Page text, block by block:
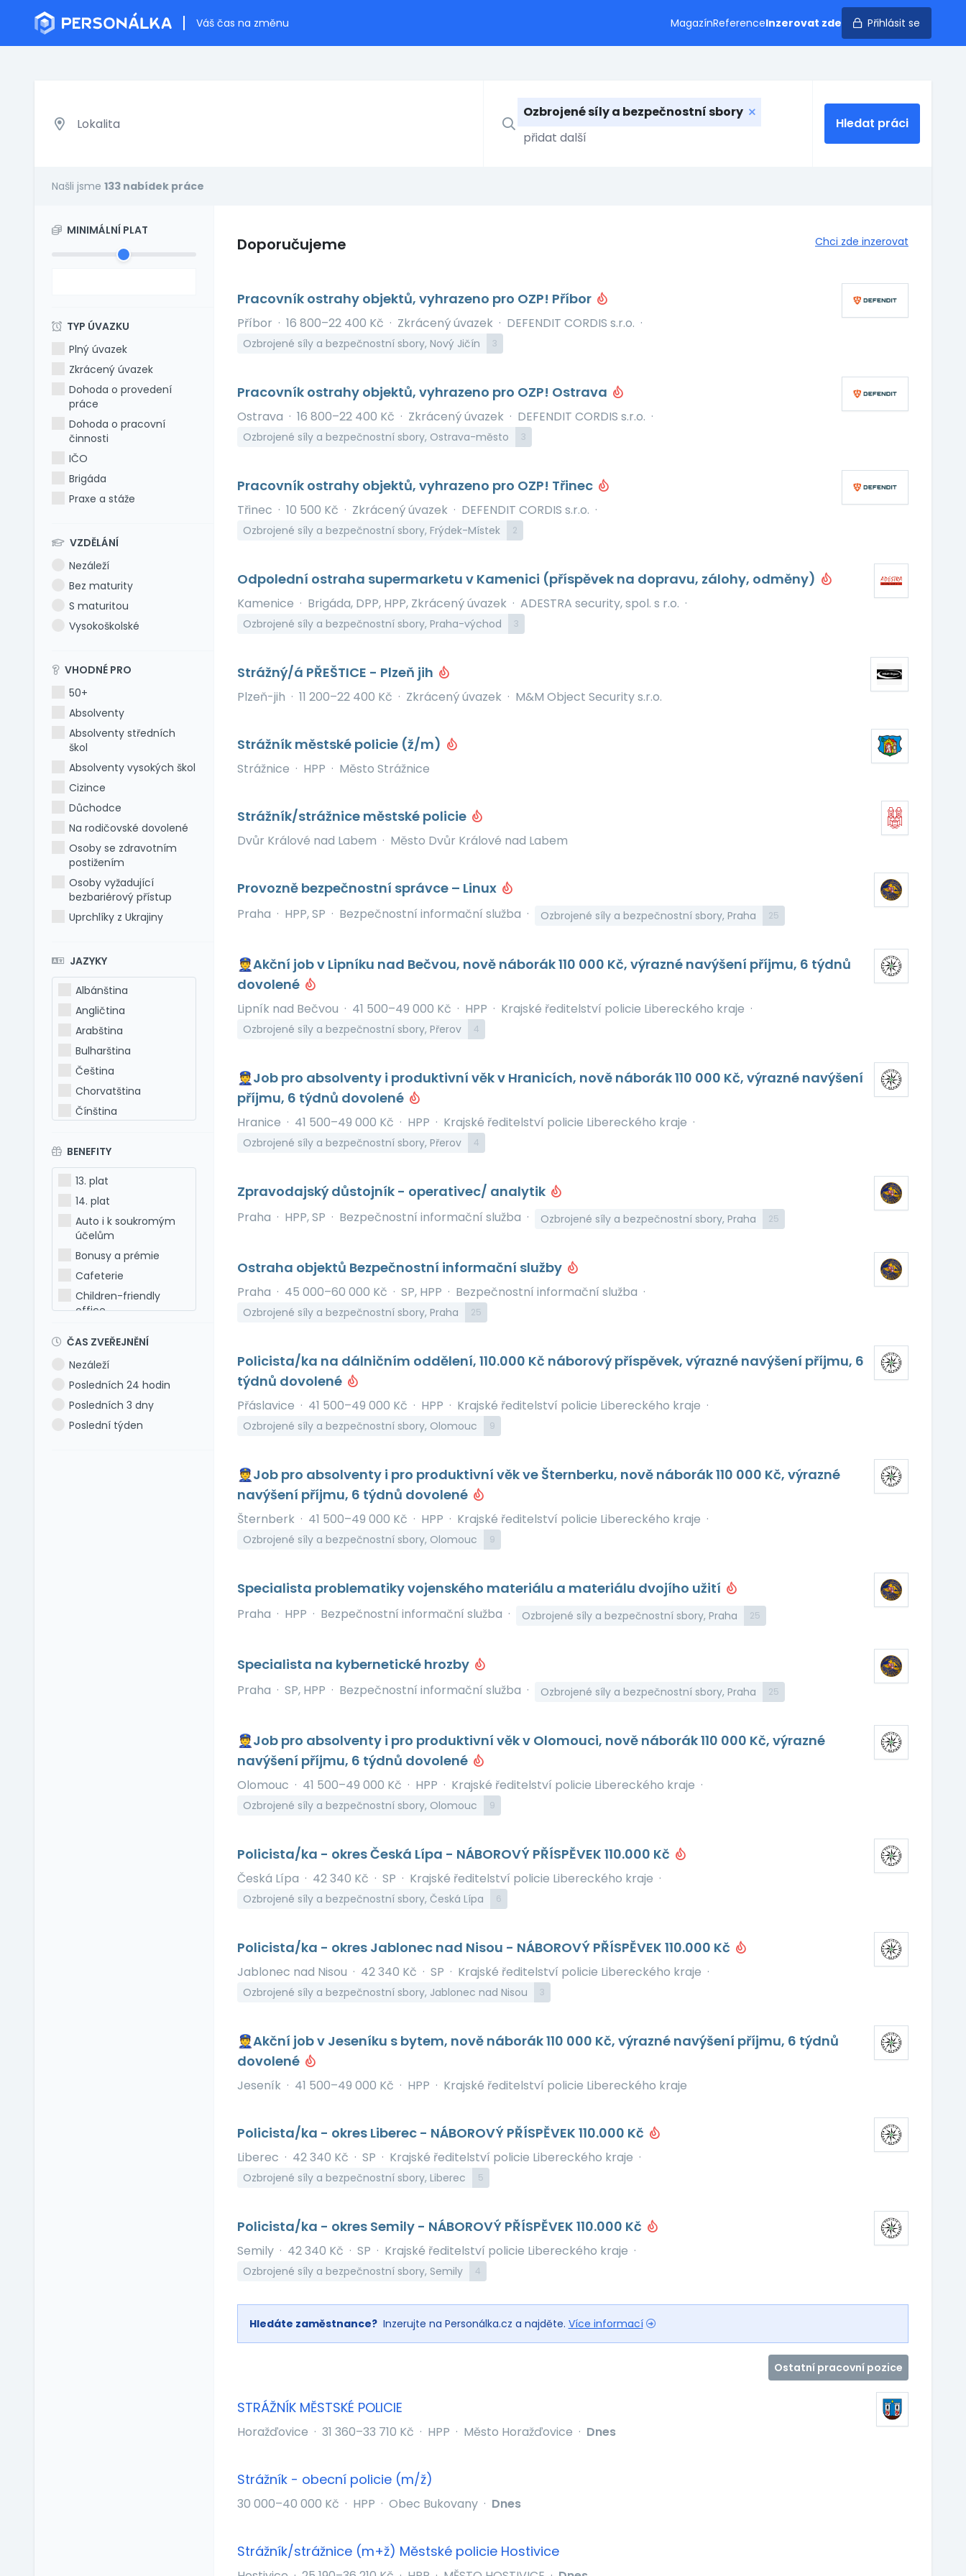
Váš čas na změnu MagazínReferenceInzerovat zde Přihlásit se
Ozbrojené síly a bezpečnostní sbory
Hledat práci
Našli jsme 133 nabídek práce
MINIMÁLNÍ PLAT
TYP ÚVAZKU
Plný úvazek
Zkrácený úvazek
Dohoda o provedení
práce
Dohoda o pracovní
činnosti
IČO
Brigáda
Praxe a stáže
VZDĚLÁNÍ
Nezáleží
Bez maturity
S maturitou
Vysokoškolské
VHODNÉ PRO
50+
Absolventy
Absolventy středních
škol
Absolventy vysokých škol
Cizince
Důchodce
Na rodičovské dovolené
Osoby se zdravotním
postižením
Osoby vyžadující
bezbariérový přístup
Uprchlíky z Ukrajiny
JAZYKY
Albánština
Angličtina
Arabština
Bulharština
Čeština
Chorvatština
Čínština
Francouzština
Hebrejština
Holandština
Italština
Japonština
Latina
Litevština
Lotyšština
Maďarština
Makedonština
Polština
Portugalština
Rumunština
Ruština
BENEFITY
13. plat
14. plat
Auto i k soukromým
účelům
Bonusy a prémie
Cafeterie
Children-friendly
office
Dovolená 6 týdnů
Dovolená navíc
Firemní akce
Firemní fitness
ČAS ZVEŘEJNĚNÍ
Nezáleží
Posledních 24 hodin
Posledních 3 dny
Poslední týden
Doporučujeme Chci zde inzerovat
Pracovník ostrahy objektů, vyhrazeno pro OZP! Příbor
Příbor · 16 800–22 400 Kč · Zkrácený úvazek · DEFENDIT CORDIS s.r.o. ·
Ozbrojené síly a bezpečnostní sbory, Nový Jičín 3
Pracovník ostrahy objektů, vyhrazeno pro OZP! Ostrava
Ostrava · 16 800–22 400 Kč · Zkrácený úvazek · DEFENDIT CORDIS s.r.o. ·
Ozbrojené síly a bezpečnostní sbory, Ostrava-město 3
Pracovník ostrahy objektů, vyhrazeno pro OZP! Třinec
Třinec · 10 500 Kč · Zkrácený úvazek · DEFENDIT CORDIS s.r.o. ·
Ozbrojené síly a bezpečnostní sbory, Frýdek-Místek 2
Odpolední ostraha supermarketu v Kamenici (příspěvek na dopravu, zálohy, odměny)
Kamenice · Brigáda, DPP, HPP, Zkrácený úvazek · ADESTRA security, spol. s r.o. ·
Ozbrojené síly a bezpečnostní sbory, Praha-východ 3
Strážný/á PŘEŠTICE - Plzeň jih
Plzeň-jih · 11 200–22 400 Kč · Zkrácený úvazek · M&M Object Security s.r.o.
Strážník městské policie (ž/m)
Strážnice · HPP · Město Strážnice
Strážník/strážnice městské policie
Dvůr Králové nad Labem · Město Dvůr Králové nad Labem
Provozně bezpečnostní správce – Linux
Praha · HPP, SP · Bezpečnostní informační služba · Ozbrojené síly a bezpečnostní sbory, Praha 25
👮Akční job v Lipníku nad Bečvou, nově náborák 110 000 Kč, výrazné navýšení příjmu, 6 týdnů
dovolené
Lipník nad Bečvou · 41 500–49 000 Kč · HPP · Krajské ředitelství policie Libereckého kraje ·
Ozbrojené síly a bezpečnostní sbory, Přerov 4
👮Job pro absolventy i produktivní věk v Hranicích, nově náborák 110 000 Kč, výrazné navýšení
příjmu, 6 týdnů dovolené
Hranice · 41 500–49 000 Kč · HPP · Krajské ředitelství policie Libereckého kraje ·
Ozbrojené síly a bezpečnostní sbory, Přerov 4
Zpravodajský důstojník - operativec/ analytik
Praha · HPP, SP · Bezpečnostní informační služba · Ozbrojené síly a bezpečnostní sbory, Praha 25
Ostraha objektů Bezpečnostní informační služby
Praha · 45 000–60 000 Kč · SP, HPP · Bezpečnostní informační služba ·
Ozbrojené síly a bezpečnostní sbory, Praha 25
Policista/ka na dálničním oddělení, 110.000 Kč náborový příspěvek, výrazné navýšení příjmu, 6
týdnů dovolené
Přáslavice · 41 500–49 000 Kč · HPP · Krajské ředitelství policie Libereckého kraje ·
Ozbrojené síly a bezpečnostní sbory, Olomouc 9
👮Job pro absolventy i pro produktivní věk ve Šternberku, nově náborák 110 000 Kč, výrazné
navýšení příjmu, 6 týdnů dovolené
Šternberk · 41 500–49 000 Kč · HPP · Krajské ředitelství policie Libereckého kraje ·
Ozbrojené síly a bezpečnostní sbory, Olomouc 9
Specialista problematiky vojenského materiálu a materiálu dvojího užití
Praha · HPP · Bezpečnostní informační služba · Ozbrojené síly a bezpečnostní sbory, Praha 25
Specialista na kybernetické hrozby
Praha · SP, HPP · Bezpečnostní informační služba · Ozbrojené síly a bezpečnostní sbory, Praha 25
👮Job pro absolventy i pro produktivní věk v Olomouci, nově náborák 110 000 Kč, výrazné
navýšení příjmu, 6 týdnů dovolené
Olomouc · 41 500–49 000 Kč · HPP · Krajské ředitelství policie Libereckého kraje ·
Ozbrojené síly a bezpečnostní sbory, Olomouc 9
Policista/ka - okres Česká Lípa - NÁBOROVÝ PŘÍSPĚVEK 110.000 Kč
Česká Lípa · 42 340 Kč · SP · Krajské ředitelství policie Libereckého kraje ·
Ozbrojené síly a bezpečnostní sbory, Česká Lípa 6
Policista/ka - okres Jablonec nad Nisou - NÁBOROVÝ PŘÍSPĚVEK 110.000 Kč
Jablonec nad Nisou · 42 340 Kč · SP · Krajské ředitelství policie Libereckého kraje ·
Ozbrojené síly a bezpečnostní sbory, Jablonec nad Nisou 3
👮Akční job v Jeseníku s bytem, nově náborák 110 000 Kč, výrazné navýšení příjmu, 6 týdnů
dovolené
Jeseník · 41 500–49 000 Kč · HPP · Krajské ředitelství policie Libereckého kraje
Policista/ka - okres Liberec - NÁBOROVÝ PŘÍSPĚVEK 110.000 Kč
Liberec · 42 340 Kč · SP · Krajské ředitelství policie Libereckého kraje ·
Ozbrojené síly a bezpečnostní sbory, Liberec 5
Policista/ka - okres Semily - NÁBOROVÝ PŘÍSPĚVEK 110.000 Kč
Semily · 42 340 Kč · SP · Krajské ředitelství policie Libereckého kraje ·
Ozbrojené síly a bezpečnostní sbory, Semily 4
Hledáte zaměstnance? Inzerujte na Personálka.cz a najděte. Více informací
Ostatní pracovní pozice
STRÁŽNÍK MĚSTSKÉ POLICIE
Horažďovice · 31 360–33 710 Kč · HPP · Město Horažďovice · Dnes
Strážník - obecní policie (m/ž)
30 000–40 000 Kč · HPP · Obec Bukovany · Dnes
Strážník/strážnice (m+ž) Městské policie Hostivice